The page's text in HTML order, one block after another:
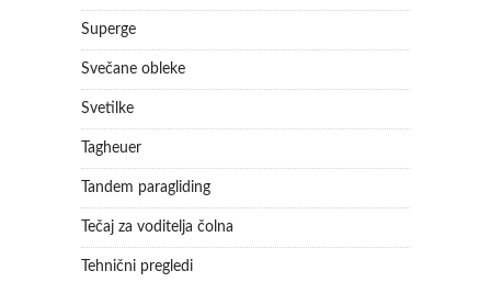
Superge
Svečane obleke
Svetilke
Tagheuer
Tandem paragliding
Tečaj za voditelja čolna
Tehnični pregledi